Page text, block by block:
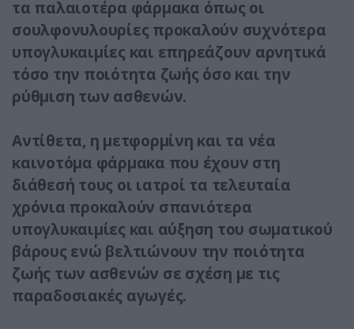
τα παλαιοτέρα φάρμακα όπως οι
σουλφονυλουρίες προκαλούν συχνότερα
υπογλυκαιμίες και επηρεάζουν αρνητικά
τόσο την ποιότητα ζωής όσο και την
ρύθμιση των ασθενών.
Αντίθετα, η μετφορμίνη και τα νέα
καινοτόμα φάρμακα που έχουν στη
διάθεσή τους οι ιατροί τα τελευταία
χρόνια προκαλούν σπανιότερα
υπογλυκαιμίες και αύξηση του σωματικού
βάρους ενώ βελτιώνουν την ποιότητα
ζωής των ασθενών σε σχέση με τις
παραδοσιακές αγωγές.